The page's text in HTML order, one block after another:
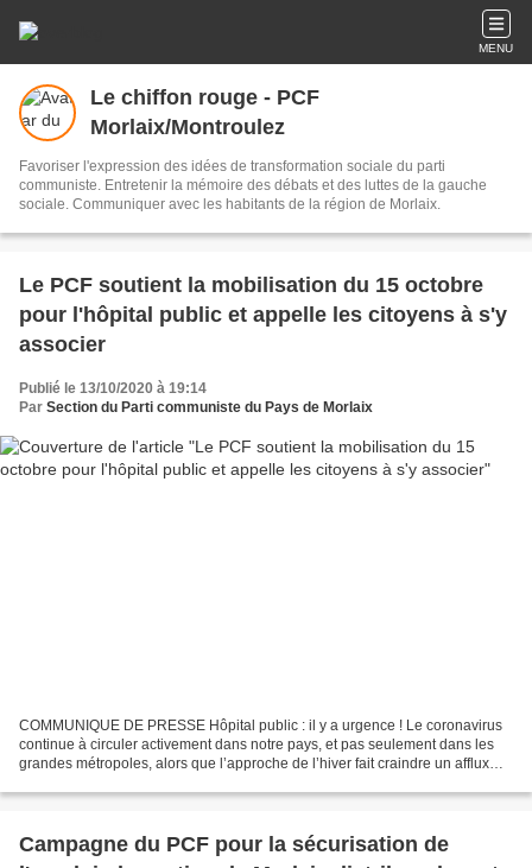
MENU
Le chiffon rouge - PCF
Morlaix/Montroulez
Favoriser l'expression des idées de transformation sociale du parti
communiste. Entretenir la mémoire des débats et des luttes de la gauche
sociale. Communiquer avec les habitants de la région de Morlaix.
Le PCF soutient la mobilisation du 15 octobre
pour l'hôpital public et appelle les citoyens à s'y
associer
Publié le 13/10/2020 à 19:14
Par Section du Parti communiste du Pays de Morlaix
COMMUNIQUE DE PRESSE Hôpital public : il y a urgence ! Le coronavirus
continue à circuler activement dans notre pays, et pas seulement dans les
grandes métropoles, alors que l’approche de l’hiver fait craindre un afflux
Campagne du PCF pour la sécurisation de